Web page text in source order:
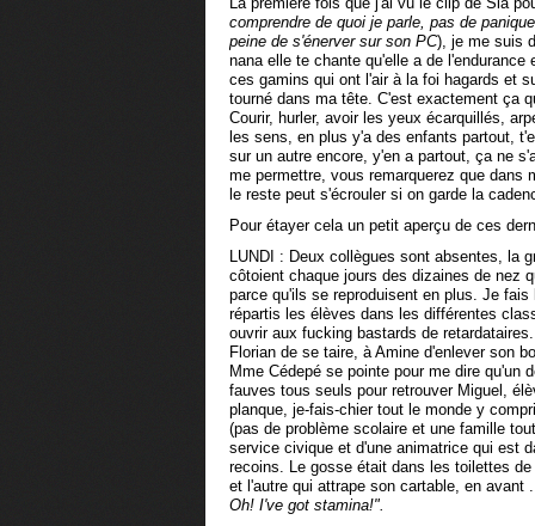
comprendre de quoi je parle, pas de
peine de s'énerver sur son PC), je me suis
nana elle te chante qu'elle a de
ces gamins qui ont l'air à la foi hagards et
tourné dans ma tête. C'est exactement ça
Courir, hurler, avoir les yeux écarquillés,
les sens, en plus y'a des enfants partout,
sur un autre encore, y'en a partout, ça ne
me permettre, vous remarquerez que
le reste peut s'écrouler si on garde la
Pour étayer cela un petit aperçu de ces
LUNDI : Deux collègues sont absentes, la
côtoient chaque jours des dizaines de nez
parce qu'ils se reproduisent en plus. Je
répartis les élèves dans les différentes
ouvrir aux fucking bastards de
Florian de se taire, à Amine d'enlever son
Mme Cédepé se pointe pour me dire
fauves tous seuls pour retrouver Miguel,
planque, je-fais-chier tout le monde y
(pas de problème scolaire et une famille
service civique et d'une animatrice qui est
recoins. Le gosse était dans les toilettes
et l'autre qui attrape son cartable, en
Oh! I've got stamina!".